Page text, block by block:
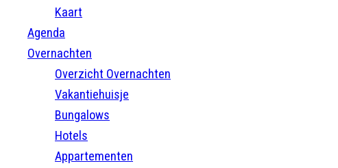
Kaart
Agenda
Overnachten
Overzicht Overnachten
Vakantiehuisje
Bungalows
Hotels
Appartementen